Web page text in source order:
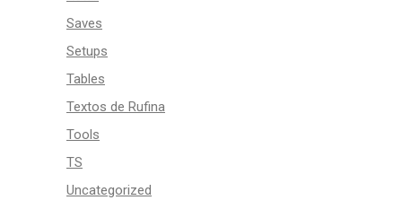
Saves
Setups
Tables
Textos de Rufina
Tools
TS
Uncategorized